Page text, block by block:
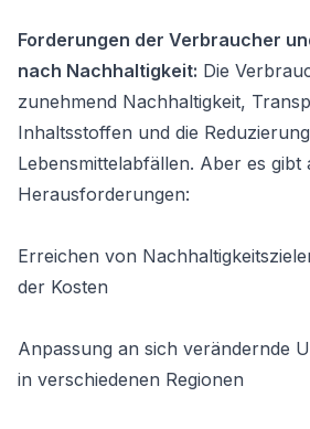
Forderungen der Verbraucher
nach Nachhaltigkeit: Die
zunehmend Nachhaltigkeit,
Inhaltsstoffen und die
Lebensmittelabfällen. Aber es gibt
Herausforderungen:
Erreichen von
der Kosten
Anpassung an sich verändernde
in verschiedenen Regionen